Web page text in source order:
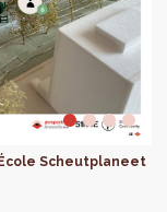
Scheutplaneet